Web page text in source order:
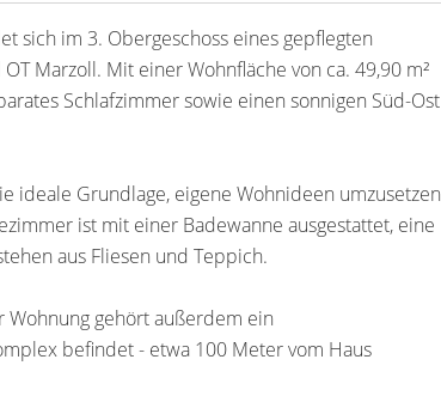
sich im 3. Obergeschoss eines gepflegten
Marzoll. Mit einer Wohnfläche von ca. 49,90 m²
Schlafzimmer sowie einen sonnigen Süd-Ost
Grundlage, eigene Wohnideen umzusetzen
ist mit einer Badewanne ausgestattet, eine
aus Fliesen und Teppich.
gehört außerdem ein
befindet - etwa 100 Meter vom Haus